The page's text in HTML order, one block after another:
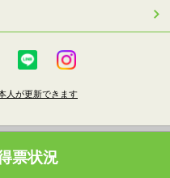
人が更新できます
票状況